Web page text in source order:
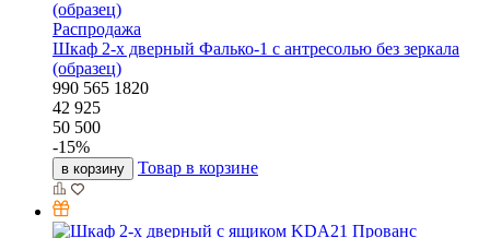
Распродажа
Шкаф 2-х дверный Фалько-1 с антресолью без зеркала
(образец)
990 565 1820
42 925
50 500
-15%
в корзину Товар в корзине